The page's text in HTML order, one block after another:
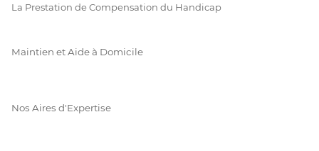
La Prestation de Compensation du Handicap
Maintien et Aide à Domicile
Nos Aires d'Expertise